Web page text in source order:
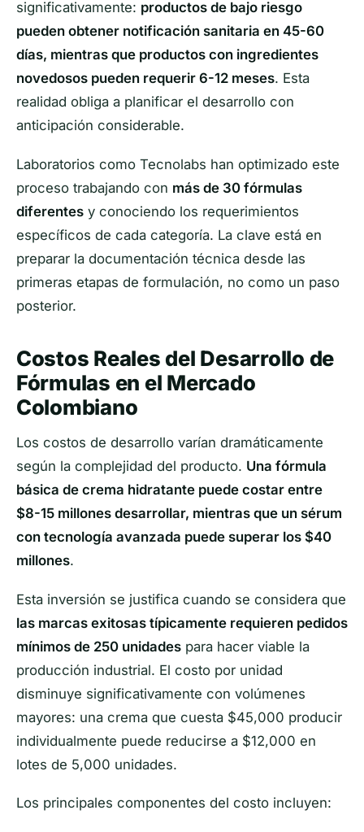
significativamente: productos de bajo riesgo
pueden obtener notificación sanitaria en 45-60
días, mientras que productos con ingredientes
novedosos pueden requerir 6-12 meses. Esta
realidad obliga a planificar el desarrollo con
anticipación considerable.
Laboratorios como Tecnolabs han optimizado este
proceso trabajando con más de 30 fórmulas
diferentes y conociendo los requerimientos
específicos de cada categoría. La clave está en
preparar la documentación técnica desde las
primeras etapas de formulación, no como un paso
posterior.
Costos Reales del Desarrollo de
Fórmulas en el Mercado
Colombiano
Los costos de desarrollo varían dramáticamente
según la complejidad del producto. Una fórmula
básica de crema hidratante puede costar entre
$8-15 millones desarrollar, mientras que un sérum
con tecnología avanzada puede superar los $40
millones.
Esta inversión se justifica cuando se considera que
las marcas exitosas típicamente requieren pedidos
mínimos de 250 unidades para hacer viable la
producción industrial. El costo por unidad
disminuye significativamente con volúmenes
mayores: una crema que cuesta $45,000 producir
individualmente puede reducirse a $12,000 en
lotes de 5,000 unidades.
Los principales componentes del costo incluyen: